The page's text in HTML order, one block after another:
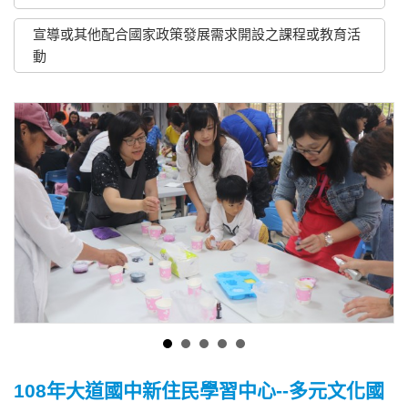
宣導或其他配合國家政策發展需求開設之課程或教育活
動
108年大道國中新住民學習中心--多元文化國